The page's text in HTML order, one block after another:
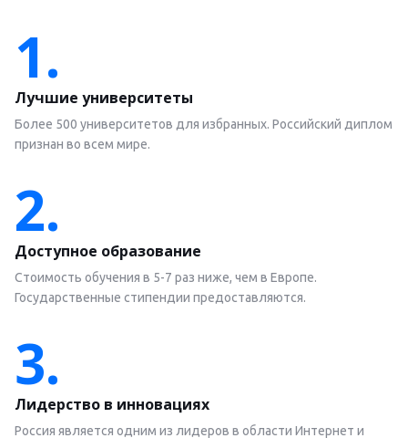
1.
Лучшие университеты
Более 500 университетов для избранных. Российский диплом
признан во всем мире.
2.
Доступное образование
Стоимость обучения в 5-7 раз ниже, чем в Европе.
Государственные стипендии предоставляются.
3.
Лидерство в инновациях
Россия является одним из лидеров в области Интернет и